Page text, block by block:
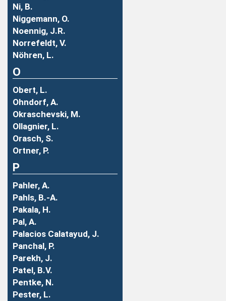
Ni, B.
Niggemann, O.
Noennig, J.R.
Norrefeldt, V.
Nöhren, L.
O
Obert, L.
Ohndorf, A.
Okraschevski, M.
Ollagnier, L.
Orasch, S.
Ortner, P.
P
Pahler, A.
Pahls, B.-A.
Pakala, H.
Pal, A.
Palacios Calatayud, J.
Panchal, P.
Parekh, J.
Patel, B.V.
Pentke, N.
Pester, L.